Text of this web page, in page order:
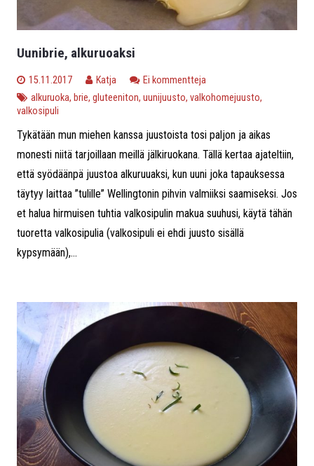
Uunibrie, alkuruoaksi
15.11.2017 Katja
Ei kommentteja
alkuruoka, brie, gluteeniton, uunijuusto, valkohomejuusto,
valkosipuli
Tykätään mun miehen kanssa juustoista tosi paljon ja aikas
monesti niitä tarjoillaan meillä jälkiruokana. Tällä kertaa ajateltiin,
että syödäänpä juustoa alkuruuaksi, kun uuni joka tapauksessa
täytyy laittaa ”tulille” Wellingtonin pihvin valmiiksi saamiseksi. Jos
et halua hirmuisen tuhtia valkosipulin makua suuhusi, käytä tähän
tuoretta valkosipulia (valkosipuli ei ehdi juusto sisällä
kypsymään),...